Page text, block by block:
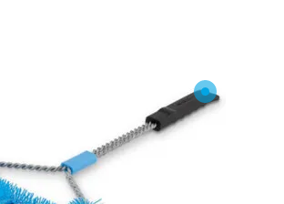
O NAS